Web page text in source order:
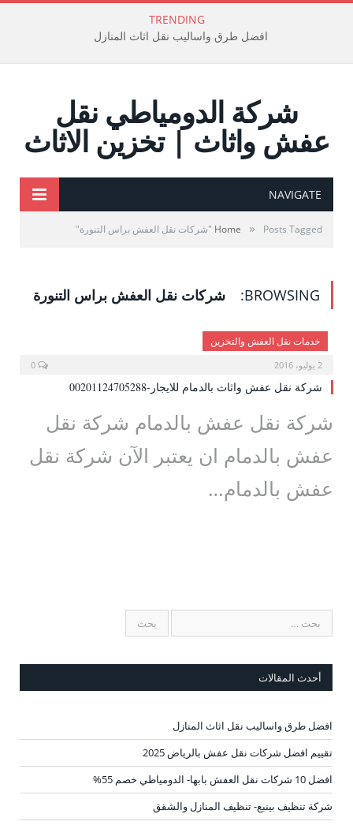
TRENDING
افضل طرق واساليب نقل اثاث المنازل
شركة الدومياطي نقل
عفش واثاث | تخزين الاثاث
NAVIGATE
Home » Posts Tagged "شركات نقل العفش براس التنورة"
BROWSING: شركات نقل العفش براس التنورة
خدمات نقل العفش والتخزين
2 يوليو، 2016
شركة نقل عفش واثاث بالدمام للايجار-00201124705288
شركة نقل عفش بالدمام شركة نقل
عفش بالدمام ان يعتبر الآن شركة نقل
عفش بالدمام…
أحدث المقالات
افضل طرق واساليب نقل اثاث المنازل
تقييم افضل شركات نقل عفش بالرياض 2025
افضل 10 شركات نقل العفش بابها- الدومياطي خصم 55%
شركة تنظيف بينبع- تنظيف المنازل والشقق